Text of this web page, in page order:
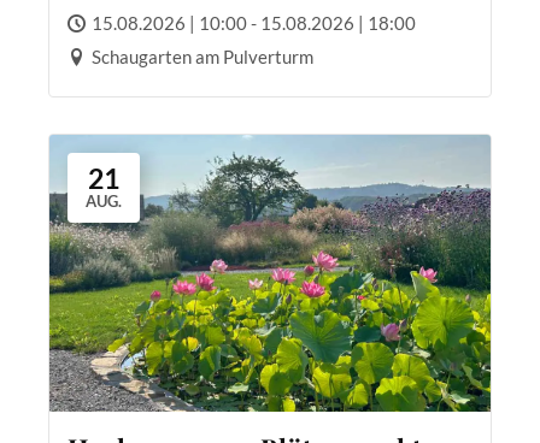
15.08.2026 | 10:00 - 15.08.2026 | 18:00
Schaugarten am Pulverturm
21
AUG.